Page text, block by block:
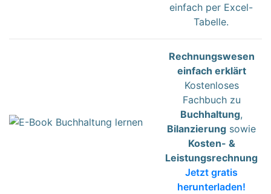
einfach per Excel-
Tabelle.
Rechnungswesen
einfach erklärt
Kostenloses
Fachbuch zu
Buchhaltung,
Bilanzierung sowie
Kosten- &
Leistungsrechnung
Jetzt gratis
herunterladen!